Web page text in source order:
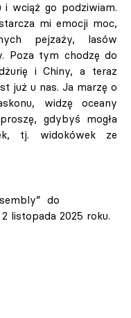
i wciąż go podziwiam.
mi emocji moc,
pejzaży, lasów
Poza tym chodzę do
i Chiny, a teraz
już u nas. Ja marzę o
widzę oceany
gdybyś mogła
tj. widokówek ze
do
listopada 2025 roku.